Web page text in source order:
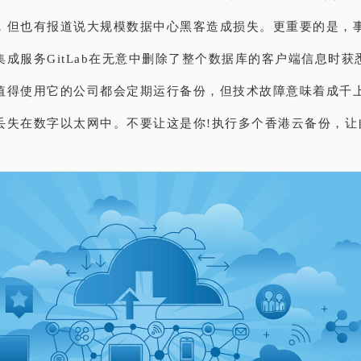
但也有报道说大规模数据中心黑客造成损失。更重要的是，
成服务GitLab在无意中删除了整个数据库的客户端信息时获
得使用它的公司都会定期运行备份，但技术故障意味着成千
失在数字以太网中。不要让这是你!执行多个香港云备份，